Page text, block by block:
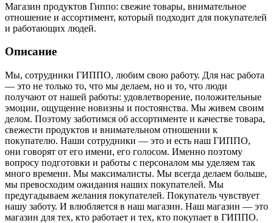
Магазин продуктов Гиппо: свежие товары, внимательное
отношение и ассортимент, который подходит для покупателей
и работающих людей.
Описание
Мы, сотрудники ГИППО, любим свою работу. Для нас работа
— это не только то, что мы делаем, но и то, что люди
получают от нашей работы: удовлетворение, положительные
эмоции, ощущение новизны и постоянства. Мы живем своим
делом. Поэтому заботимся об ассортименте и качестве товара,
свежести продуктов и внимательном отношении к
покупателю. Наши сотрудники — это и есть наш ГИППО,
они говорят от его имени, его голосом. Именно поэтому
вопросу подготовки и работы с персоналом мы уделяем так
много времени. Мы максималисты. Мы всегда делаем больше,
мы превосходим ожидания наших покупателей. Мы
предугадываем желания покупателей. Покупатель чувствует
нашу заботу. И влюбляется в наш магазин. Наш магазин — это
магазин для тех, кто работает и тех, кто покупает в ГИППО.